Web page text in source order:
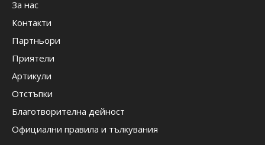
За нас
Контакти
Партньори
Приятели
Артикули
Отстъпки
Благотворителна дейност
Официални правила и тълкувания